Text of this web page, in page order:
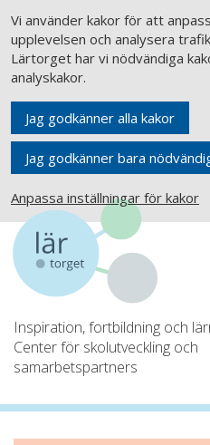
Vi använder kakor för att
upplevelsen och analysera
Lärtorget har vi nödvändiga
analyskakor.
Jag godkänner alla kakor
Jag godkänner bara
Anpassa inställningar för kakor
Inspiration, fortbildning och
Center för skolutveckling och
samarbetspartners